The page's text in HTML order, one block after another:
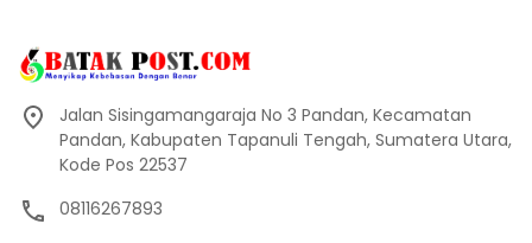
Jalan Sisingamangaraja No 3 Pandan, Kecamatan
Pandan, Kabupaten Tapanuli Tengah, Sumatera Utara,
Kode Pos 22537
08116267893